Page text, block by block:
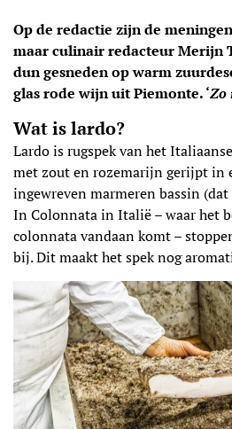
Op de redactie zijn de
maar culinair redacteur Merijn
dun gesneden op warm
glas rode wijn uit Piemonte. ‘Zo
Wat is lardo?
Lardo is rugspek van het
met zout en rozemarijn gerijpt in
ingewreven marmeren bassin
In Colonnata in Italië – waar het
colonnata vandaan komt –
bij. Dit maakt het spek nog